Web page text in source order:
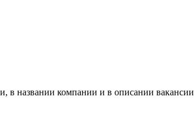
в названии компании и в описании вакансии